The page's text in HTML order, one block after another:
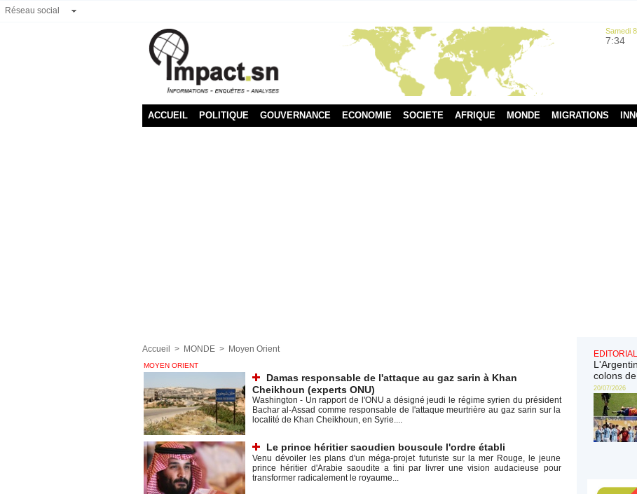
Réseau social
Samedi
7:34
ACCUEIL POLITIQUE GOUVERNANCE ECONOMIE SOCIETE AFRIQUE MONDE MIGRATIONS
Accueil > MONDE > Moyen Orient
MOYEN ORIENT
Damas responsable de l'attaque au gaz sarin à Khan
Cheikhoun (experts ONU)
Washington - Un rapport de l'ONU a désigné jeudi le régime syrien du président
Bachar al-Assad comme responsable de l'attaque meurtrière au gaz sarin sur la
localité de Khan Cheikhoun, en Syrie....
Le prince héritier saoudien bouscule l'ordre établi
Venu dévoiler les plans d'un méga-projet futuriste sur la mer Rouge, le jeune
prince héritier d'Arabie saoudite a fini par livrer une vision audacieuse pour
transformer radicalement le royaume...
EDITORIAL
colons
20/07/2026